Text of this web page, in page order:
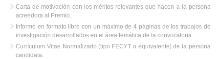
Carta de motivación con los méritos relevantes que hacen a la persona
acreedora al Premio.
Informe en formato libre con un máximo de 4 páginas de los trabajos de
investigación desarrollados en el área temática de la convocatoria.
Currículum Vitae Normalizado (tipo FECYT o equivalente) de la persona
candidata.